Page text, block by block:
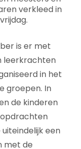
verkleed in
is er met
leerkrachten
in het
groepen. In
de kinderen
een
met de